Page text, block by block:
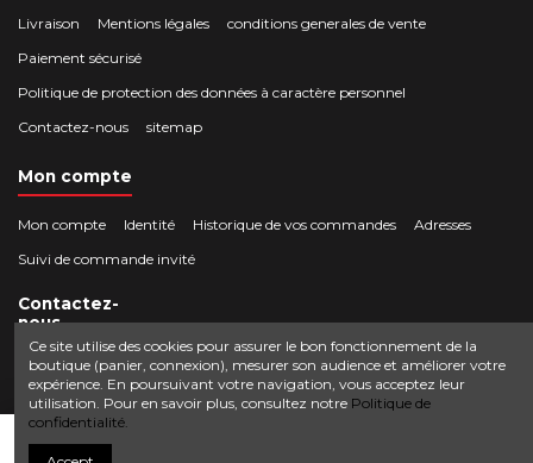
Livraison Mentions légales
conditions generales de vente
Paiement sécurisé
Politique de protection des données à caractère personnel
Contactez-nous
sitemap
Mon compte
Mon compte Identité Historique de vos commandes
Adresses
Suivi de commande invité
Contactez-
nous
Crocbois-motoculture.com
50 route de Villefort 48800 Pied-de-Borne
0624436257
contact@crocbois-motoculture.com
Ce site utilise des cookies pour assurer le bon fonctionnement de la
boutique (panier, connexion), mesurer son audience et améliorer votre
expérience. En poursuivant votre navigation, vous acceptez leur
utilisation. Pour en savoir plus, consultez notre Politique de
confidentialité.